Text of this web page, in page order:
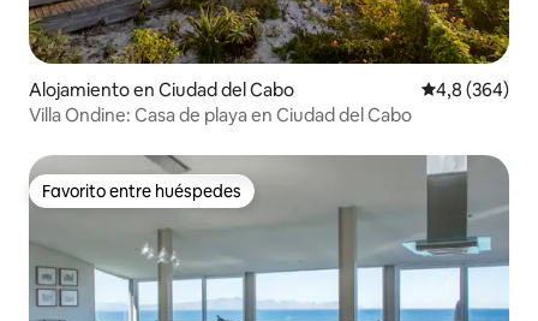
Alojamiento en Ciudad del Cabo Calificación
4,8 (364)
Villa Ondine: Casa de playa en Ciudad del Cabo
Favorito entre huéspedes
Favorito entre huéspedes